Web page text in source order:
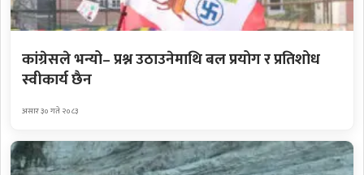
कांग्रेसले भन्यो– प्रश्न उठाउनेमाथि बल प्रयोग र प्रतिशोध
स्वीकार्य छैन
असार ३० गते २०८३